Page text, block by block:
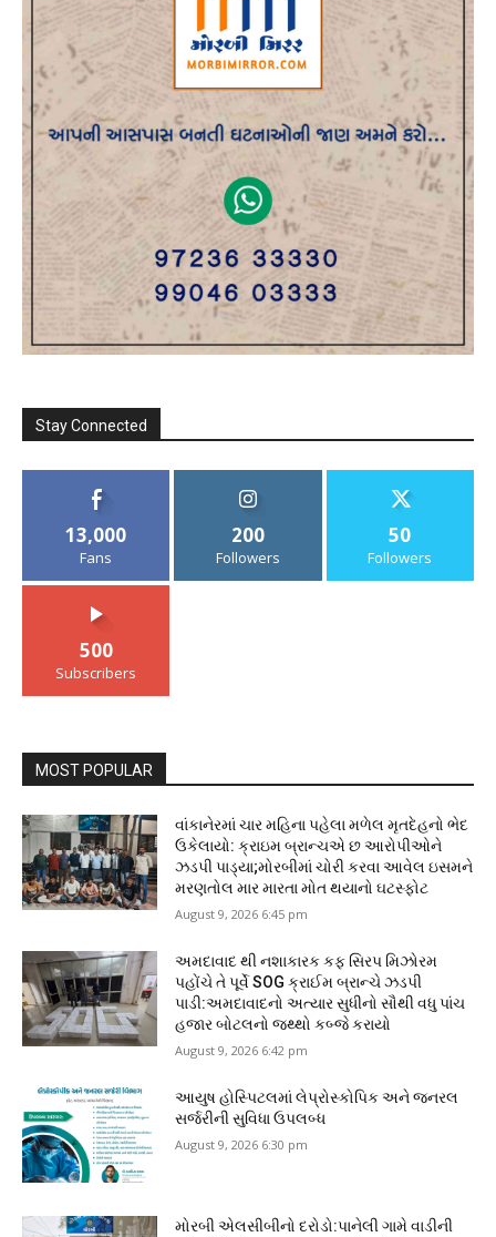
Stay Connected
13,000
Fans
200
Followers
50
Followers
500
Subscribers
MOST POPULAR
વાંકાનેરમાં ચાર મહિના પહેલા મળેલ મૃતદેહનો ભેદ
ઉકેલાયો: ક્રાઇમ બ્રાન્ચએ છ આરોપીઓને
ઝડપી પાડ્યા;મોરબીમાં ચોરી કરવા આવેલ ઇસમને
મરણતોલ માર મારતા મોત થયાનો ઘટસ્ફોટ
August 9, 2026 6:45 pm
અમદાવાદ થી નશાકારક કફ સિરપ મિઝોરમ
પહોંચે તે પૂર્વે SOG ક્રાઈમ બ્રાન્ચે ઝડપી
પાડી:અમદાવાદનો અત્યાર સુધીનો સૌથી વધુ પાંચ
હજાર બોટલનો જથ્થો કબ્જે કરાયો
August 9, 2026 6:42 pm
આયુષ હોસ્પિટલમાં લેપ્રોસ્કોપિક અને જનરલ
સર્જરીની સુવિધા ઉપલબ્ધ
August 9, 2026 6:30 pm
મોરબી એલસીબીનો દરોડો:પાનેલી ગામે વાડીની